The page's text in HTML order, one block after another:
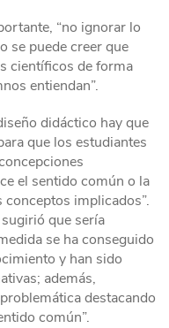
“no ignorar lo
se puede creer que
científicos de forma
entiendan”.
didáctico hay que
que los estudiantes
el sentido común o la
implicados”.
que sería
se ha conseguido
y han sido
además,
destacando
común”.